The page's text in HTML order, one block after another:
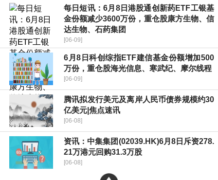
每日短讯：6月8日港股通创新药ETF工银基
金份额减少3600万份，重仓股康方生物、信
达生物、石药集团
[06-09]
6月8日科创综指ETF建信基金份额增加500
万份，重仓股海光信息、寒武纪、摩尔线程
[06-09]
腾讯拟发行美元及离岸人民币债券规模约30
亿美元|焦点速讯
[06-08]
资讯：中集集团(02039.HK)6月8日斥资278.
21万港元回购31.3万股
[06-08]